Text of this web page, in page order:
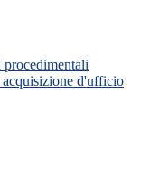
d'ufficio